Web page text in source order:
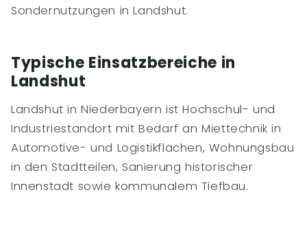
Sondernutzungen in Landshut.
Typische Einsatzbereiche in
Landshut
Landshut in Niederbayern ist Hochschul- und
Industriestandort mit Bedarf an Miettechnik in
Automotive- und Logistikflächen, Wohnungsbau
in den Stadtteilen, Sanierung historischer
Innenstadt sowie kommunalem Tiefbau.